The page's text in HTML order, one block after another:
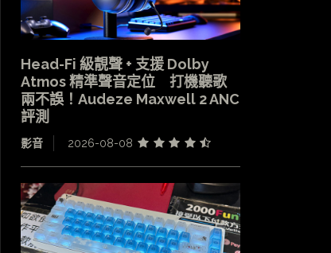
Head-Fi 級靚聲 + 支援 Dolby
Atmos 精準聲音定位 打機聽歌
兩不誤！Audeze Maxwell 2 ANC
評測
影音 2026-08-08